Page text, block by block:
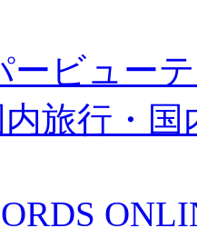
ービュー
内旅行・